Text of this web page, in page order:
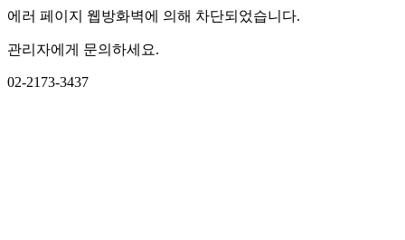
에러 페이지 웹방화벽에 의해 차단되었습니다.
관리자에게 문의하세요.
02-2173-3437